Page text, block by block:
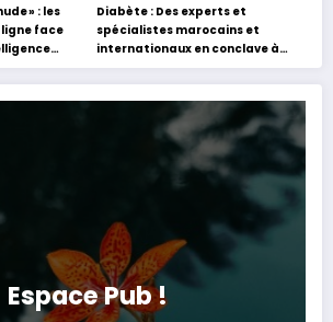
» : les
face
Diabète : Des experts et
spécialistes marocains et
internationaux en conclave à
Tanger
Espace Pub !